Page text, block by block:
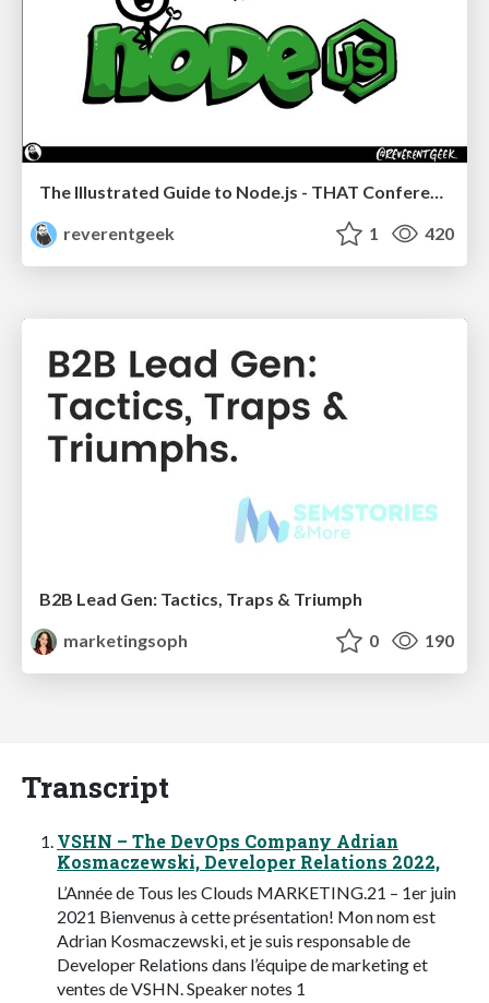
The Illustrated Guide to Node.js - THAT Conference 2024
reverentgeek
1 420
B2B Lead Gen: Tactics, Traps & Triumph
marketingsoph
0 190
Transcript
VSHN – The DevOps Company Adrian
Kosmaczewski, Developer Relations 2022,
L’Année de Tous les Clouds MARKETING.21 – 1er juin
2021 Bienvenus à cette présentation! Mon nom est
Adrian Kosmaczewski, et je suis responsable de
Developer Relations dans l’équipe de marketing et
ventes de VSHN. Speaker notes 1